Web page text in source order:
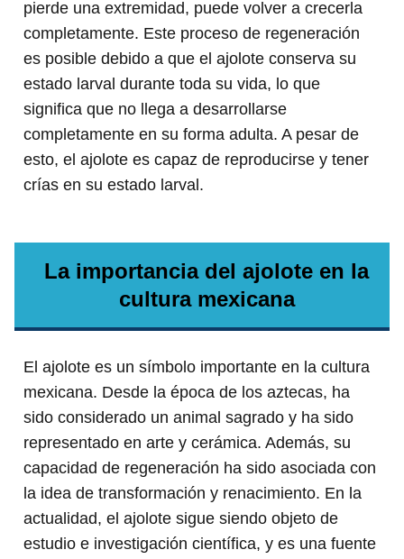
pierde una extremidad, puede volver a crecerla
completamente. Este proceso de regeneración
es posible debido a que el ajolote conserva su
estado larval durante toda su vida, lo que
significa que no llega a desarrollarse
completamente en su forma adulta. A pesar de
esto, el ajolote es capaz de reproducirse y tener
crías en su estado larval.
La importancia del ajolote en la
cultura mexicana
El ajolote es un símbolo importante en la cultura
mexicana. Desde la época de los aztecas, ha
sido considerado un animal sagrado y ha sido
representado en arte y cerámica. Además, su
capacidad de regeneración ha sido asociada con
la idea de transformación y renacimiento. En la
actualidad, el ajolote sigue siendo objeto de
estudio e investigación científica, y es una fuente